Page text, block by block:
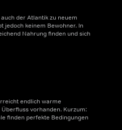
der Atlantik zu neuem
jedoch keinem Bewohner. In
Nahrung finden und sich
endlich warme
vorhanden. Kurzum:
finden perfekte Bedingungen